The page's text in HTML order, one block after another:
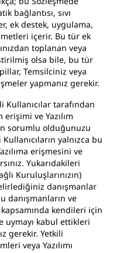
bağlantısı, sıvı
ek destek, uygulama,
içerir. Bu tür ek
toplanan veya
olsa bile, bu tür
Temsilciniz veya
yapmanız gerekir.
Kullanıcılar tarafından
ve Yazılım
sorumlu olduğunuzu
yalnızca bu
erişmesini ve
Yukarıdakileri
Kuruluşlarınızın)
danışmanlar
danışmanların ve
kendileri için
uymayı kabul ettikleri
gerekir. Yetkili
veya Yazılımı